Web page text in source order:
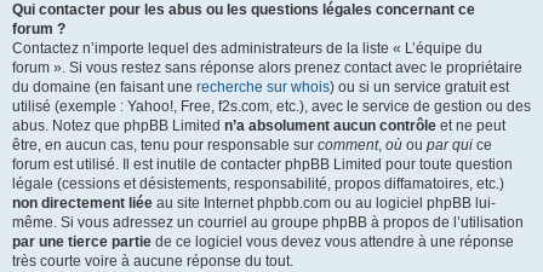
Qui contacter pour les abus ou les questions légales concernant ce
forum ?
Contactez n’importe lequel des administrateurs de la liste « L’équipe du
forum ». Si vous restez sans réponse alors prenez contact avec le propriétaire
du domaine (en faisant une recherche sur whois) ou si un service gratuit est
utilisé (exemple : Yahoo!, Free, f2s.com, etc.), avec le service de gestion ou des
abus. Notez que phpBB Limited n’a absolument aucun contrôle et ne peut
être, en aucun cas, tenu pour responsable sur comment, où ou par qui ce
forum est utilisé. Il est inutile de contacter phpBB Limited pour toute question
légale (cessions et désistements, responsabilité, propos diffamatoires, etc.)
non directement liée au site Internet phpbb.com ou au logiciel phpBB lui-
même. Si vous adressez un courriel au groupe phpBB à propos de l’utilisation
par une tierce partie de ce logiciel vous devez vous attendre à une réponse
très courte voire à aucune réponse du tout.